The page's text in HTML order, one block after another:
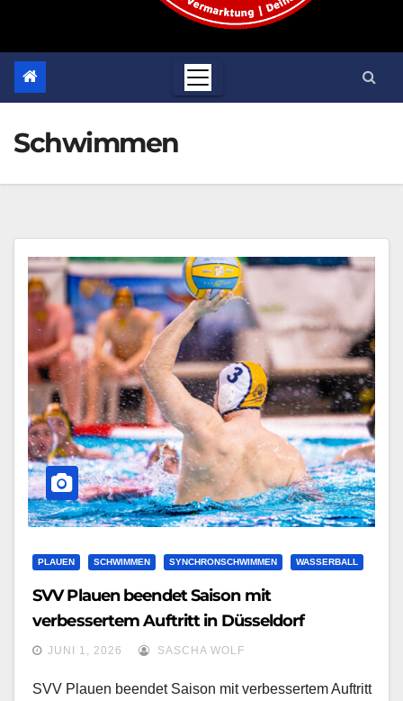
Schwimmen
PLAUEN SCHWIMMEN SYNCHRONSCHWIMMEN WASSERBALL
SVV Plauen beendet Saison mit
verbessertem Auftritt in Düsseldorf
JUNI 1, 2026 SASCHA WOLF
SVV Plauen beendet Saison mit verbessertem Auftritt